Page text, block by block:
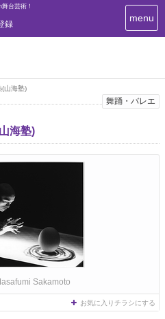
台芸術！
録
T
o
n
i
g
menu
山海塾)
舞踊・バレエ
海塾)
Sakamoto
お気に入りチラシにする